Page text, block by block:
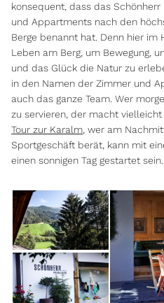
konsequent, dass das
und Appartments nach den
Berge benannt hat. Denn hier
Leben am Berg, um Bewegung,
und das Glück die Natur zu
in den Namen der Zimmer und
auch das ganze Team. Wer
zu servieren, der macht
Tour zur Karalm, wer am
Sportgeschäft berät, kann mit
einen sonnigen Tag gestartet sein.